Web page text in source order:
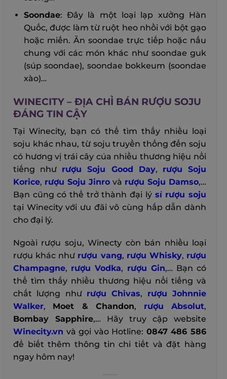
Soondae: Đây là một loại lạp xưởng Hàn
Quốc, được làm từ ruột heo nhồi với bột gạo
hoặc miến. Ăn soondae trực tiếp hoặc nấu
chung với các món khác như soondae guk
(súp soondae), soondae bokkeum (soondae
xào)…
WINECITY – ĐỊA CHỈ BÁN RƯỢU SOJU
ĐÁNG TIN CẬY
Tại Winecity, bạn có thể tìm thấy nhiều loại
soju khác nhau, từ soju truyền thống đến soju
có hương vị trái cây của nhiều thương hiệu nổi
tiếng như rượu Soju Good Day, rượu Soju
Korice, rượu Soju Jinro và rượu Soju Damso,…
Bạn cũng có thể trở thành đại lý sỉ rượu soju
tại Winecity với ưu đãi vô cùng hấp dẫn dành
cho đại lý.
Ngoài rượu soju, Winecty còn bán nhiều loại
rượu khác như rượu vang, rượu Whisky, rượu
Champagne, rượu Vodka, rượu Gin,… Bạn có
thể tìm thấy nhiều thương hiệu nổi tiếng và
chất lượng như rượu Chivas, rượu Johnnie
Walker, Moet & Chandon, rượu Absolut,
Bombay Sapphire,… Hãy truy cập website
Winecity.vn và gọi vào Hotline: 0847 486 586
để biết thêm thông tin chi tiết và đặt hàng
ngay hôm nay!